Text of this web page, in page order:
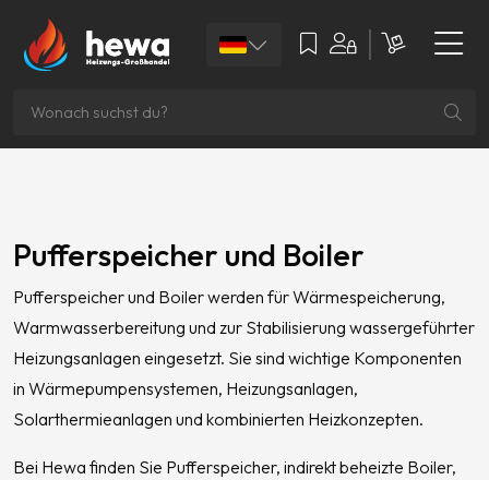
Pufferspeicher und Boiler
Pufferspeicher und Boiler werden für Wärmespeicherung,
Warmwasserbereitung und zur Stabilisierung wassergeführter
Heizungsanlagen eingesetzt. Sie sind wichtige Komponenten
in Wärmepumpensystemen, Heizungsanlagen,
Solarthermieanlagen und kombinierten Heizkonzepten.
Bei Hewa finden Sie Pufferspeicher, indirekt beheizte Boiler,